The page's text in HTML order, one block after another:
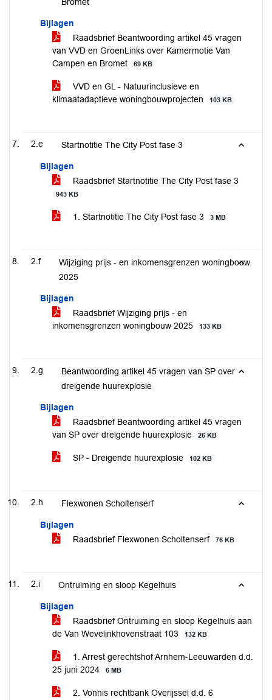
Bijlagen
Raadsbrief Beantwoording artikel 45 vragen
van VVD en GroenLinks over Kamermotie Van
Campen en Bromet
69 KB
VVD en GL - Natuurinclusieve en
klimaatadaptieve woningbouwprojecten
103 KB
2.e Startnotitie The City Post fase 3
Bijlagen
Raadsbrief Startnotitie The City Post fase 3
943 KB
1. Startnotitie The City Post fase 3 3 MB
2.f
Wijziging prijs - en inkomensgrenzen woningbouw
2025
Bijlagen
Raadsbrief Wijziging prijs - en
inkomensgrenzen woningbouw 2025
133 KB
2.g
Beantwoording artikel 45 vragen van SP over
dreigende huurexplosie
Bijlagen
Raadsbrief Beantwoording artikel 45 vragen
van SP over dreigende huurexplosie
26 KB
SP - Dreigende huurexplosie 102 KB
2.h Flexwonen Scholtenserf
Bijlagen
Raadsbrief Flexwonen Scholtenserf
76 KB
2.i Ontruiming en sloop Kegelhuis
Bijlagen
Raadsbrief Ontruiming en sloop Kegelhuis aan
de Van Wevelinkhovenstraat 103
132 KB
1. Arrest gerechtshof Arnhem-Leeuwarden d.d.
25 juni 2024
6 MB
2. Vonnis rechtbank Overijssel d.d. 6